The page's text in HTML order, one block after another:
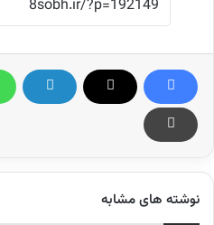
نوشته های مشابه